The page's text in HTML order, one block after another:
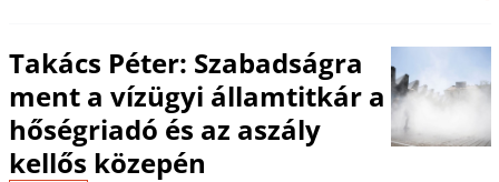
Takács Péter: Szabadságra
ment a vízügyi államtitkár a
hőségriadó és az aszály
kellős közepén